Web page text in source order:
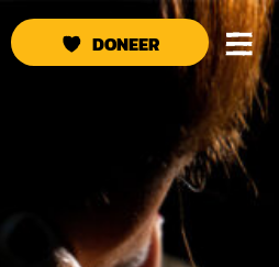
DONEER